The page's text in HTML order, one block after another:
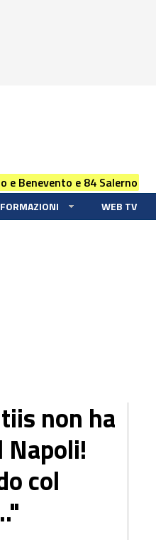
e Benevento e 84 Salerno
WEB TV
non ha
col